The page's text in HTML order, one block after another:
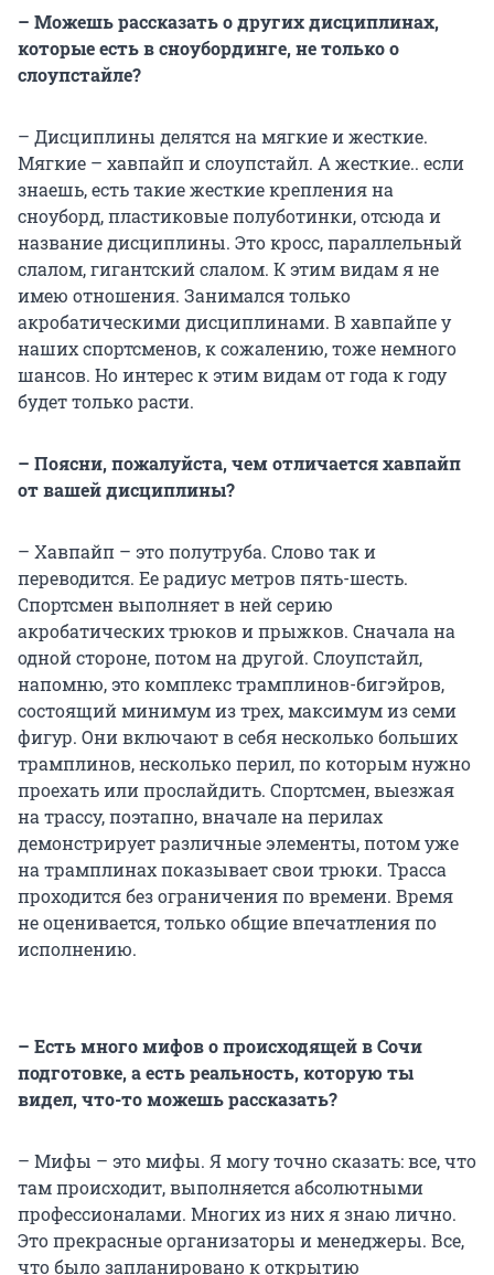
– Можешь рассказать о других дисциплинах,
которые есть в сноубординге, не только о
слоупстайле?
– Дисциплины делятся на мягкие и жесткие.
Мягкие – хавпайп и слоупстайл. А жесткие.. если
знаешь, есть такие жесткие крепления на
сноуборд, пластиковые полуботинки, отсюда и
название дисциплины. Это кросс, параллельный
слалом, гигантский слалом. К этим видам я не
имею отношения. Занимался только
акробатическими дисциплинами. В хавпайпе у
наших спортсменов, к сожалению, тоже немного
шансов. Но интерес к этим видам от года к году
будет только расти.
– Поясни, пожалуйста, чем отличается хавпайп
от вашей дисциплины?
– Хавпайп – это полутруба. Слово так и
переводится. Ее радиус метров пять-шесть.
Спортсмен выполняет в ней серию
акробатических трюков и прыжков. Сначала на
одной стороне, потом на другой. Слоупстайл,
напомню, это комплекс трамплинов-бигэйров,
состоящий минимум из трех, максимум из семи
фигур. Они включают в себя несколько больших
трамплинов, несколько перил, по которым нужно
проехать или прослайдить. Спортсмен, выезжая
на трассу, поэтапно, вначале на перилах
демонстрирует различные элементы, потом уже
на трамплинах показывает свои трюки. Трасса
проходится без ограничения по времени. Время
не оценивается, только общие впечатления по
исполнению.
– Есть много мифов о происходящей в Сочи
подготовке, а есть реальность, которую ты
видел, что-то можешь рассказать?
– Мифы – это мифы. Я могу точно сказать: все, что
там происходит, выполняется абсолютными
профессионалами. Многих из них я знаю лично.
Это прекрасные организаторы и менеджеры. Все,
что было запланировано к открытию